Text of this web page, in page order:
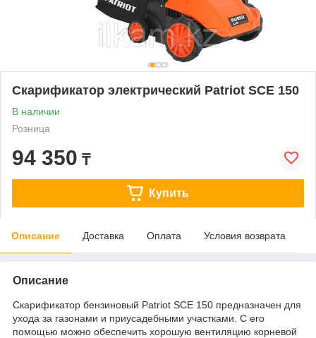
Скарификатор электрический Patriot SCЕ 150
В наличии
Розница
94 350 ₸
Купить
Описание Доставка Оплата Условия возврата
Описание
Скарификатор бензиновый Patriot SCЕ 150 предназначен для
ухода за газонами и приусадебными участками. С его
помощью можно обеспечить хорошую вентиляцию корневой